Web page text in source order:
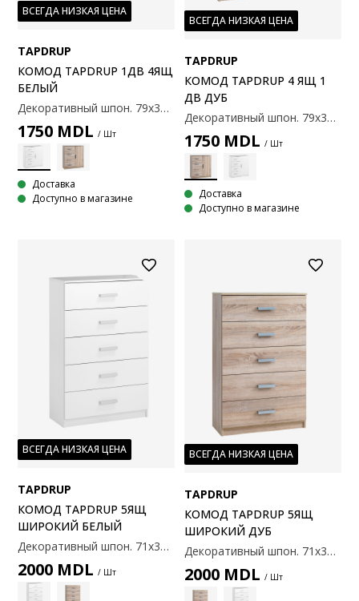
ВСЕГДА НИЗКАЯ ЦЕНА
TAPDRUP
КОМОД TAPDRUP 1ДВ 4ЯЩ
БЕЛЫЙ
Декоративный шпон. 79х35x88 см
1750 MDL / Шт
Доставка
Доступно в магазине
ВСЕГДА НИЗКАЯ ЦЕНА
TAPDRUP
КОМОД TAPDRUP 4 ЯЩ 1
ДВ ДУБ
Декоративный шпон. 79х35x88 см
1750 MDL / Шт
Доставка
Доступно в магазине
ВСЕГДА НИЗКАЯ ЦЕНА
TAPDRUP
КОМОД TAPDRUP 5ЯЩ
ШИРОКИЙ БЕЛЫЙ
Декоративный шпон. 71х35x108 см.
2000 MDL / Шт
ВСЕГДА НИЗКАЯ ЦЕНА
TAPDRUP
КОМОД TAPDRUP 5ЯЩ
ШИРОКИЙ ДУБ
Декоративный шпон. 71х35x108 см.
2000 MDL / Шт